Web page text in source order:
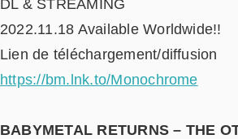
DL & STREAMING
2022.11.18 Available Worldwide!!
Lien de téléchargement/diffusion
https://bm.lnk.to/Monochrome
BABYMETAL RETURNS – THE